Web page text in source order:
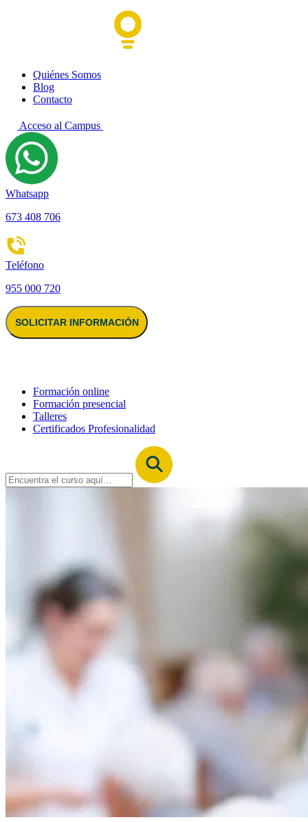
Quiénes Somos
Blog
Contacto
Acceso al Campus
Whatsapp
673 408 706
Teléfono
955 000 720
SOLICITAR INFORMACIÓN
Formación online
Formación presencial
Talleres
Certificados Profesionalidad